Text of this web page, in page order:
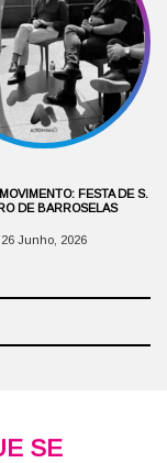
FESTA DE S.
DE BARROSELAS
26 Junho, 2026
SE